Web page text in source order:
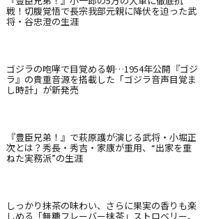
戦！切腹覚悟で長宗我部元親に降伏を迫った武
将・谷忠澄の生涯
ゴジラの咆哮で目覚める朝…1954年公開『ゴジ
ラ』の貴重音源を搭載した「ゴジラ音声目覚ま
し時計」が新発売
『豊臣兄弟！』で萩原護が演じる武将・小堀正
次とは？秀長・秀吉・家康が重用、“出家を重
ねた実務派”の生涯
しっかり抹茶の味わい、さらに果実の香りも楽
しめる「無糖フレーバー抹茶」ストロベリー、